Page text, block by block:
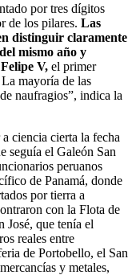
por tres dígitos
de los pilares. Las
distinguir claramente
mismo año y
V, el primer
mayoría de las
naufragios”, indica la
ciencia cierta la fecha
seguía el Galeón San
peruanos
de Panamá, donde
por tierra a
con la Flota de
José, que tenía el
reales entre
de Portobello, el San
y metales,